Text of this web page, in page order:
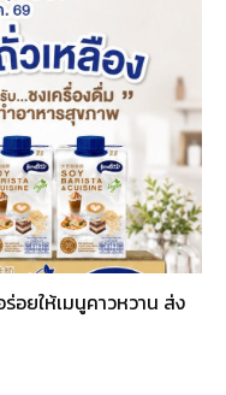
ยให้เมนูคาวหวาน ส่ง